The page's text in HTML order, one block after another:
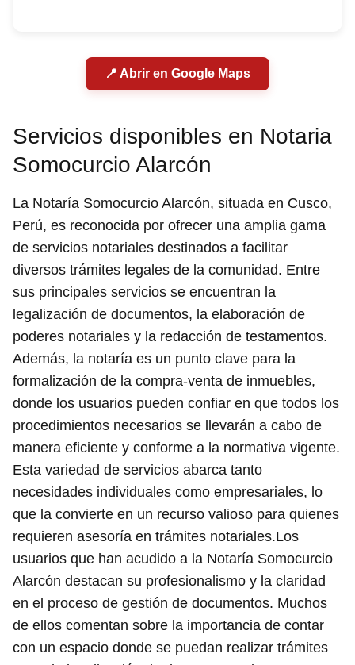
📍 Abrir en Google Maps
Servicios disponibles en Notaria
Somocurcio Alarcón
La Notaría Somocurcio Alarcón, situada en Cusco,
Perú, es reconocida por ofrecer una amplia gama
de servicios notariales destinados a facilitar
diversos trámites legales de la comunidad. Entre
sus principales servicios se encuentran la
legalización de documentos, la elaboración de
poderes notariales y la redacción de testamentos.
Además, la notaría es un punto clave para la
formalización de la compra-venta de inmuebles,
donde los usuarios pueden confiar en que todos los
procedimientos necesarios se llevarán a cabo de
manera eficiente y conforme a la normativa vigente.
Esta variedad de servicios abarca tanto
necesidades individuales como empresariales, lo
que la convierte en un recurso valioso para quienes
requieren asesoría en trámites notariales.Los
usuarios que han acudido a la Notaría Somocurcio
Alarcón destacan su profesionalismo y la claridad
en el proceso de gestión de documentos. Muchos
de ellos comentan sobre la importancia de contar
con un espacio donde se puedan realizar trámites